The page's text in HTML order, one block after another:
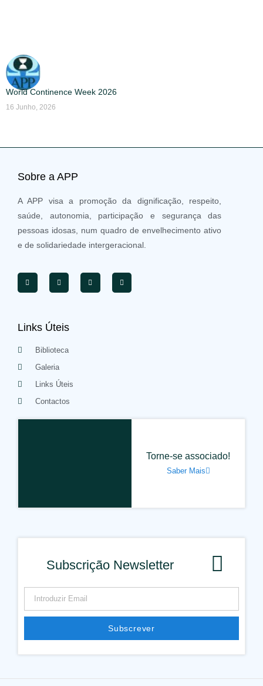
World Continence Week 2026
16 Junho, 2026
Sobre a APP
A APP visa a promoção da dignificação, respeito,
saúde, autonomia, participação e segurança das
pessoas idosas, num quadro de envelhecimento ativo
e de solidariedade intergeracional.
Links Úteis
Biblioteca
Galeria
Links Úteis
Contactos
Torne-se associado!
Saber Mais
Subscrição Newsletter
Subscrever